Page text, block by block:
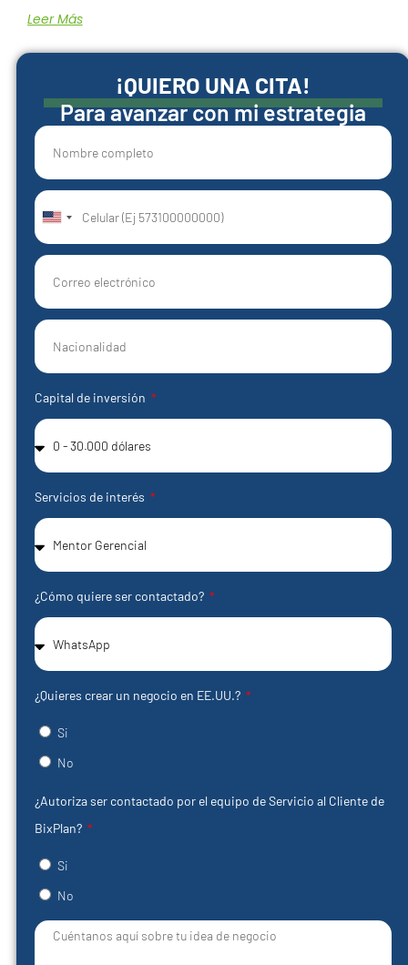
Leer Más
¡QUIERO UNA CITA!
Para avanzar con mi estrategia
United
States
+1
Capital de inversión
Servicios de interés
¿Cómo quiere ser contactado?
¿Quieres crear un negocio en EE.UU.?
Si
No
¿Autoriza ser contactado por el equipo de Servicio al Cliente de
BixPlan?
Si
No